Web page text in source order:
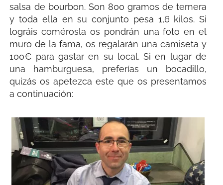
salsa de bourbon. Son 800 gramos de ternera
y toda ella en su conjunto pesa 1,6 kilos. Si
lográis comérosla os pondrán una foto en el
muro de la fama, os regalarán una camiseta y
100€ para gastar en su local. Si en lugar de
una hamburguesa, preferías un bocadillo,
quizás os apetezca este que os presentamos
a continuación: